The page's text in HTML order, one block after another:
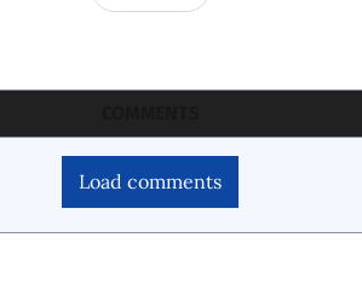
Load comments